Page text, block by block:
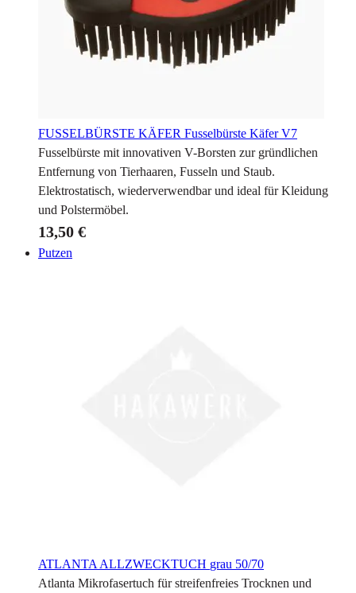
FUSSELBÜRSTE KÄFER Fusselbürste Käfer V7
Fusselbürste mit innovativen V-Borsten zur gründlichen
Entfernung von Tierhaaren, Fusseln und Staub.
Elektrostatisch, wiederverwendbar und ideal für Kleidung
und Polstermöbel.
13,50 €
Putzen
ATLANTA ALLZWECKTUCH grau 50/70
Atlanta Mikrofasertuch für streifenfreies Trocknen und